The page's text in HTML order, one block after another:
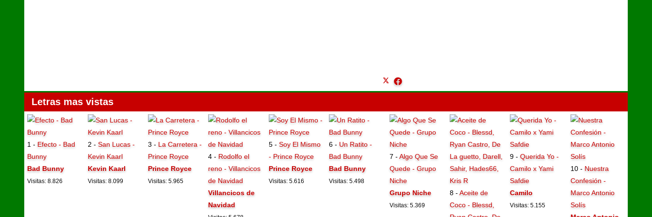
Letras mas vistas
1 - Efecto - Bad
Bunny
Bad Bunny
Visitas: 8.826
2 - San Lucas -
Kevin Kaarl
Kevin Kaarl
Visitas: 8.099
3 - La Carretera -
Prince Royce
Prince Royce
Visitas: 5.965
4 - Rodolfo el
reno - Villancicos
de Navidad
Villancicos de
Navidad
5 - Soy El Mismo
- Prince Royce
Prince Royce
Visitas: 5.616
6 - Un Ratito -
Bad Bunny
Bad Bunny
Visitas: 5.498
7 - Algo Que Se
Quede - Grupo
Niche
Grupo Niche
Visitas: 5.369
8 - Aceite de
Coco - Blessd,
9 -Querida Yo -
Camilo x Yami
Safdie
Camilo
Visitas: 5.155
10 - Nuestra
Confesión -
Marco Antonio
Solís